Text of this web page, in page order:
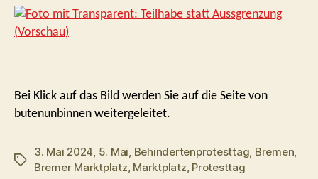
Bei Klick auf das Bild werden Sie auf die Seite von
butenunbinnen weitergeleitet.
Schlagwörter
3. Mai 2024 5. Mai Behindertenprotesttag Bremen
Bremer Marktplatz Marktplatz Protesttag